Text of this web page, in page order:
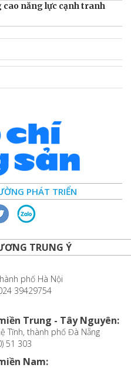
cao năng lực cạnh tranh
PHÁT TRIỂN
TRUNG Ý
phố Hà Nội
39429754
Trung - Tây Nguyên:
Tĩnh, thành phố Đà Nẵng
51 303
Nam: